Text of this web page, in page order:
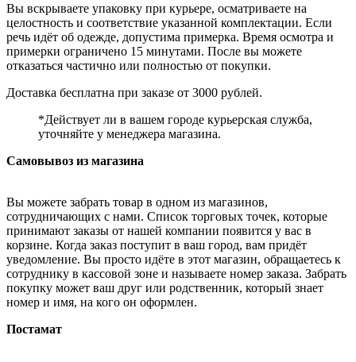
Вы вскрываете упаковку при курьере, осматриваете на
целостность и соответствие указанной комплектации. Если
речь идёт об одежде, допустима примерка. Время осмотра и
примерки ограничено 15 минутами. После вы можете
отказаться частично или полностью от покупки.
Доставка бесплатна при заказе от 3000 рублей.
*Действует ли в вашем городе курьерская служба,
уточняйте у менеджера магазина.
Самовывоз из магазина
Вы можете забрать товар в одном из магазинов,
сотрудничающих с нами. Список торговых точек, которые
принимают заказы от нашей компании появится у вас в
корзине. Когда заказ поступит в ваш город, вам придёт
уведомление. Вы просто идёте в этот магазин, обращаетесь к
сотруднику в кассовой зоне и называете номер заказа. Забрать
покупку может ваш друг или родственник, который знает
номер и имя, на кого он оформлен.
Постамат